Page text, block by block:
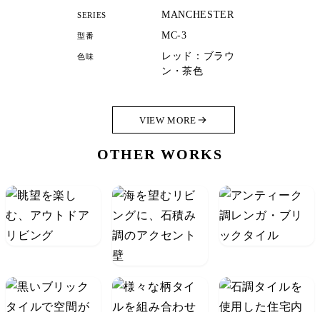
SERIES MANCHESTER
型番 MC-3
色味
レッド：ブラウ
ン・茶色
VIEW MORE
OTHER WORKS